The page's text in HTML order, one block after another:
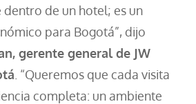
dentro de un hotel; es un
para Bogotá”, dijo
gerente general de JW
. “Queremos que cada visita
completa: un ambiente